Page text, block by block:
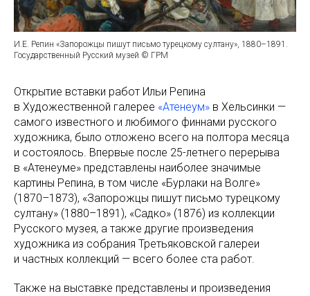
И.Е. Репин «Запорожцы пишут письмо турецкому султану», 1880–1891.
Государственный Русский музей © ГРМ
Открытие вставки работ Ильи Репина
в Художественной галерее «Атенеум» в Хельсинки —
самого известного и любимого финнами русского
художника, было отложено всего на полтора месяца
и состоялось. Впервые после 25-летнего перерыва
в «Атенеуме» представлены наиболее значимые
картины Репина, в том числе «Бурлаки на Волге»
(1870–1873), «Запорожцы пишут письмо турецкому
султану» (1880–1891), «Садко» (1876) из коллекции
Русского музея, а также другие произведения
художника из собрания Третьяковской галереи
и частных коллекций — всего более ста работ.
Также на выставке представлены и произведения